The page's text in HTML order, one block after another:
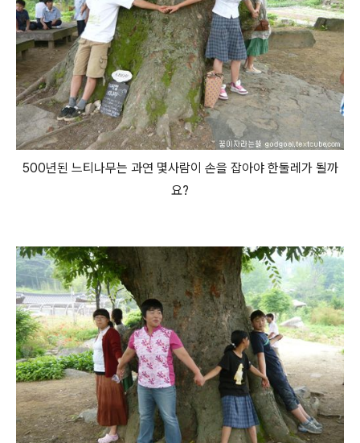
500년된 느티나무는 과연 몇사람이 손을 잡아야 한둘레가 될까
요?